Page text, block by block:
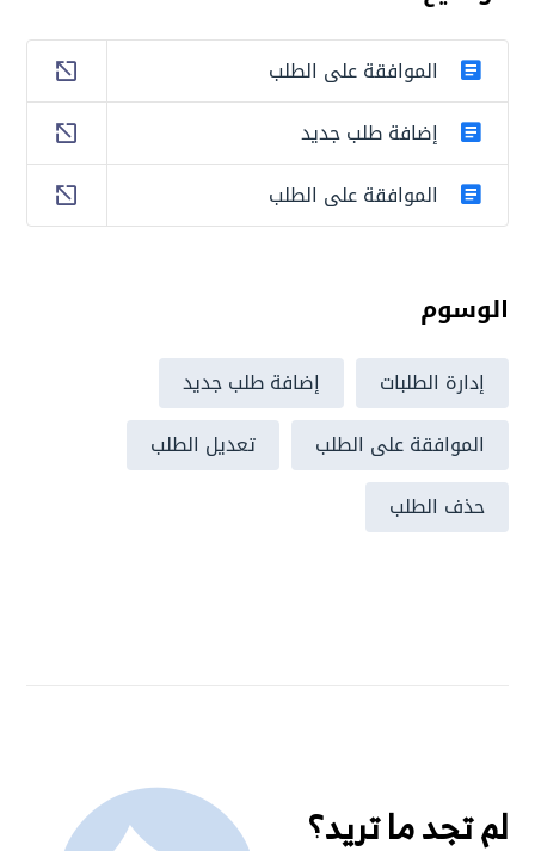
الموافقة على الطلب
إضافة طلب جديد
الموافقة على الطلب
الوسوم
إدارة الطلبات
إضافة طلب جديد
الموافقة على الطلب
تعديل الطلب
حذف الطلب
لم تجد ما تريد؟